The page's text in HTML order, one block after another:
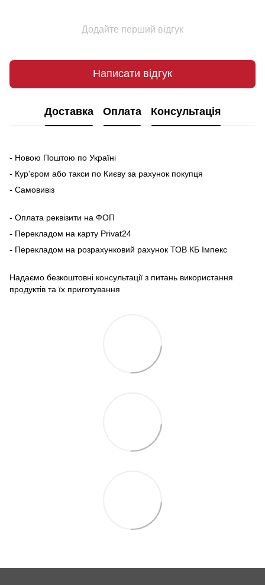
Додайте перший відгук
Написати відгук
Доставка Оплата Консультація
- Новою Поштою по Україні
- Кур'єром або такси по Києву за рахунок покупця
- Самовивіз
- Оплата реквізити на ФОП
- Перекладом на карту Рrivat24
- Перекладом на розрахунковий рахунок ТОВ КБ Імпекс
Надаємо безкоштовні консультації з питань використання
продуктів та їх приготування